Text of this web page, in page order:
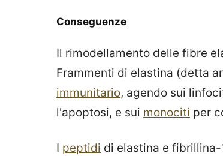
Conseguenze
Il rimodellamento delle fibre
Frammenti di elastina (detta
immunitario, agendo sui
l'apoptosi, e sui monociti per
I peptidi di elastina e